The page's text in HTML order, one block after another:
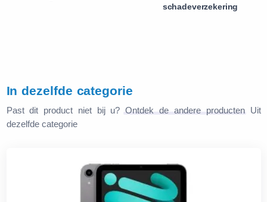
schadeverzekering
In dezelfde categorie
Past dit product niet bij u?Ontdek de andere productenUit
dezelfde categorie